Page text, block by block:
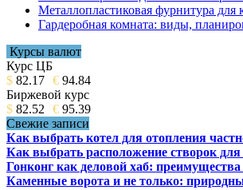
Металлопластиковая фурнитура для
Гардеробная комната: виды,
Курсы валют
Курс ЦБ
$ 82.17 € 94.84
Биржевой курс
$ 82.52 € 95.39
Свежие записи
Как выбрать котел для отопления
Как выбрать расположение створок для
Гонконг как деловой хаб:
Каменные ворота и не только: